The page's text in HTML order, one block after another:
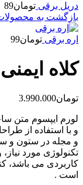
دریل برقی تومان89
بازگشت به
اره برقی تومان99
کلاه ایمنی
تومان3.990.000
لورم ایپسوم متن
و با استفاده از
و مجله در ستون و
تکنولوژی مورد
کاربردی می باشد،
است .